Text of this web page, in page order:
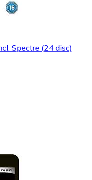
Spectre (24 disc)